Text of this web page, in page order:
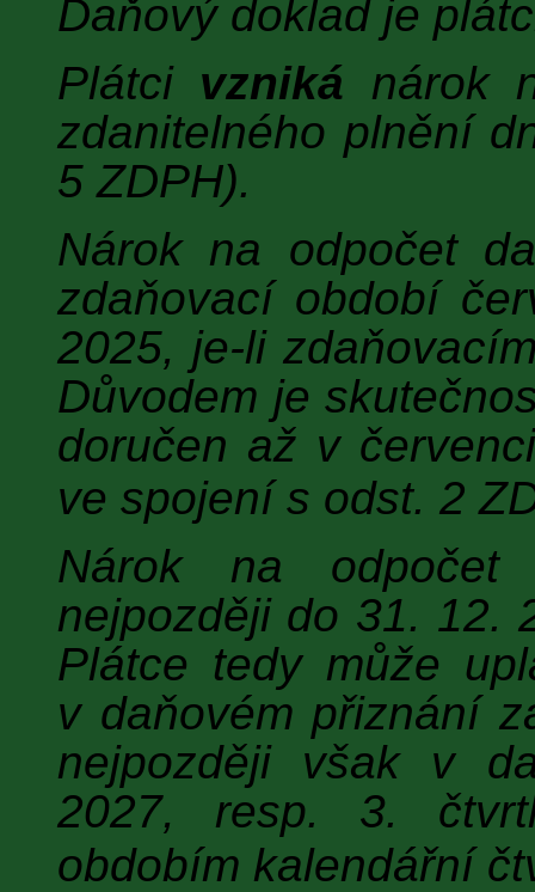
Daňový doklad je
Plátci vzniká nárok
zdanitelného plnění
5 ZDPH).
Nárok na odpočet
zdaňovací období
2025, je-li
Důvodem je
doručen až v
ve spojení s odst. 2
Nárok na
nejpozději do 31. 12.
Plátce tedy může
v daňovém přiznání
nejpozději však v
2027, resp. 3.
obdobím kalendářní